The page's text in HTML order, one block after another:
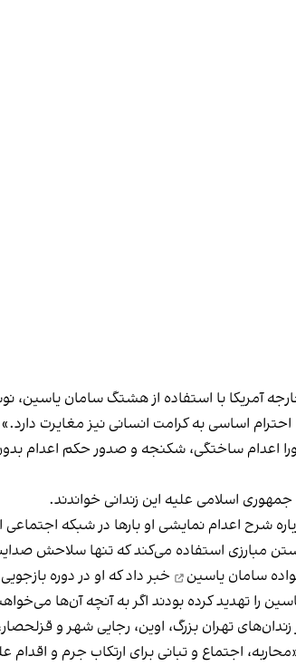
آمریکا با استفاده از هشتگ سامان
اساسی به کرامت انسانی نیز مغایرت دارد.»
اعدام ساختگی، شکنجه و صدور حکم اعدام
اسلامی علیه این زندانی خواندند.
شرح اعدام نمایشی او بارها در شبکه
مبارزی استفاده می‌کند که تنها سلاحش
سامان یاسین
خبر داد که او در دوره
را تهدید کرده‌ بودند اگر به آنچه آن‌ها
«محاربه، اجتماع و تبانی برای ارتکاب جرم و